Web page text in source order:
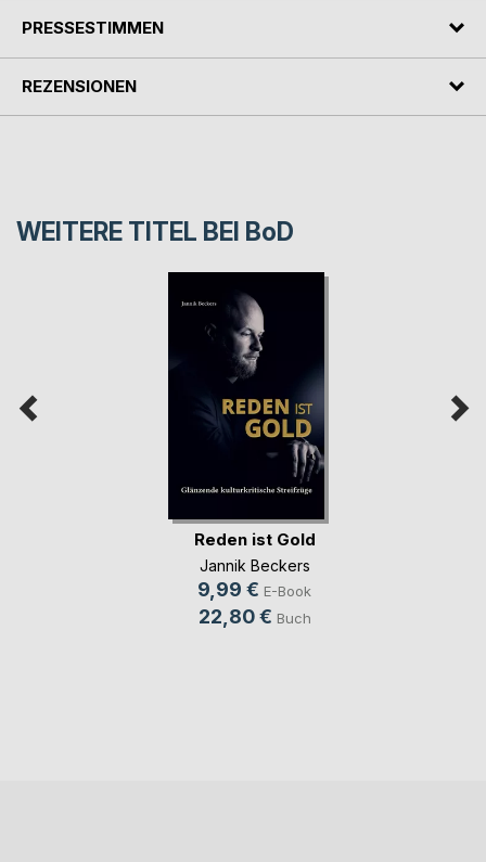
PRESSESTIMMEN
REZENSIONEN
WEITERE TITEL BEI BoD
Reden ist Gold
Jannik Beckers
9,99 € E-Book
22,80 € Buch